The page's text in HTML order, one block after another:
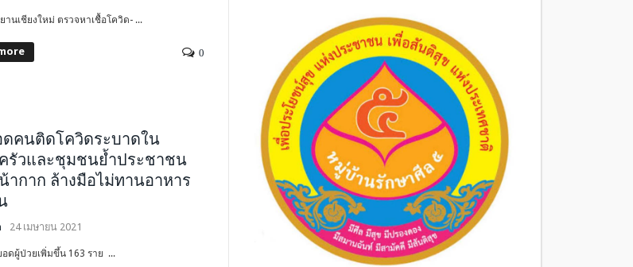
านเชียงใหม่ ตรวจหาเชื้อโควิด- ...
0
ดคนติดโควิดระบาดใน
รัวและชุมชนย้ำประชาชน
ากาก ล้างมือไม่ทานอาหาร
24 เมษายน 2021
อดผู้ป่วยเพิ่มขึ้น 163 ราย ...